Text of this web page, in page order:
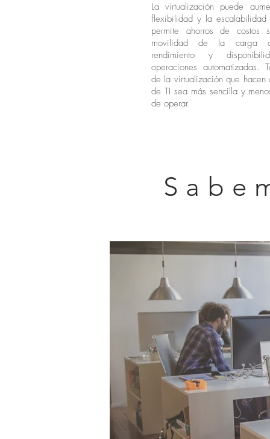
La virtualización puede
flexibilidad y la
permite ahorros de costos
movilidad de la carga
rendimiento y
operaciones automatizadas.
de la virtualización que hacen
de TI sea más sencilla y
de operar.